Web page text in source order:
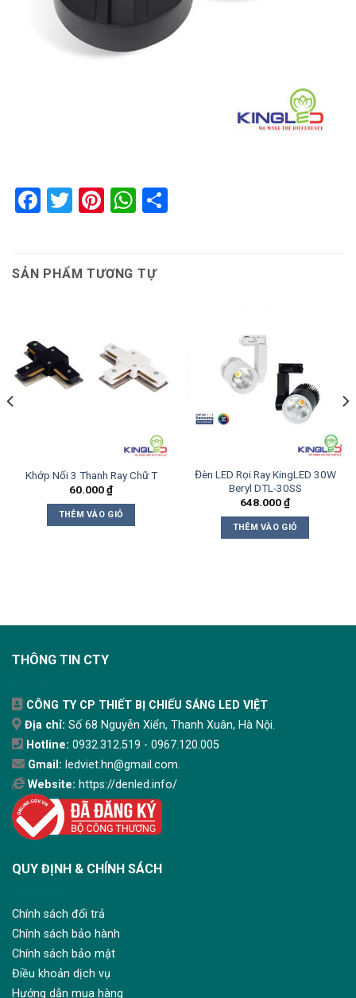
Facebook
Twitter
Pinterest
WhatsApp
SẢN PHẨM TƯƠNG TỰ
Khớp Nối 3 Thanh Ray Chữ T
60.000₫
THÊM VÀO GIỎ
Đèn LED Rọi Ray KingLED 30W
Beryl DTL-30SS
648.000₫
THÊM VÀO GIỎ
THÔNG TIN CTY
CÔNG TY CP THIẾT BỊ CHIẾU SÁNG LED VIỆT
Địa chỉ: Số 68 Nguyễn Xiển, Thanh Xuân, Hà Nội.
Hotline: 0932.312.519 - 0967.120.005
Gmail: ledviet.hn@gmail.com.
Website: https://denled.info/
QUY ĐỊNH & CHÍNH SÁCH
Chính sách đổi trả
Chính sách bảo hành
Chính sách bảo mật
Điều khoản dịch vụ
Hướng dẫn mua hàng